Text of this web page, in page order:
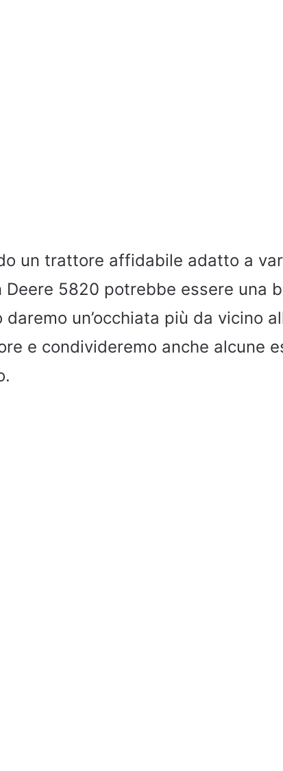
un trattore affidabile adatto a
Deere 5820 potrebbe essere una
un’occhiata più da vicino
e condivideremo anche alcune